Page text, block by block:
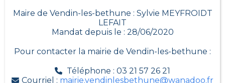
Maire de Vendin-les-bethune : Sylvie MEYFROIDT
LEFAIT
Mandat depuis le : 28/06/2020
Pour contacter la mairie de Vendin-les-bethune :
Téléphone : 03 21 57 26 21
Courriel : mairie.vendinlesbethune@wanadoo.fr